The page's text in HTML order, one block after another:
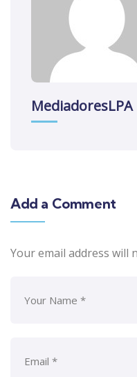
MediadoresLPA
Add a Comment
Your email address will